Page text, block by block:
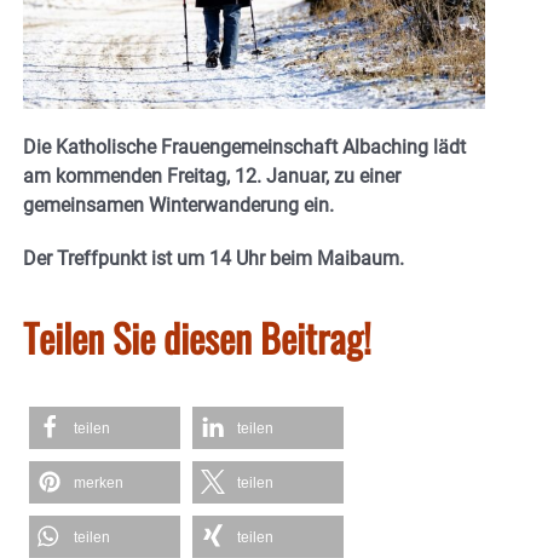
Die Katholische Frauengemeinschaft Albaching lädt
am kommenden Freitag, 12. Januar, zu einer
gemeinsamen Winterwanderung ein.
Der Treffpunkt ist um 14 Uhr beim Maibaum.
Teilen Sie diesen Beitrag!
teilen teilen
merken teilen
teilen teilen